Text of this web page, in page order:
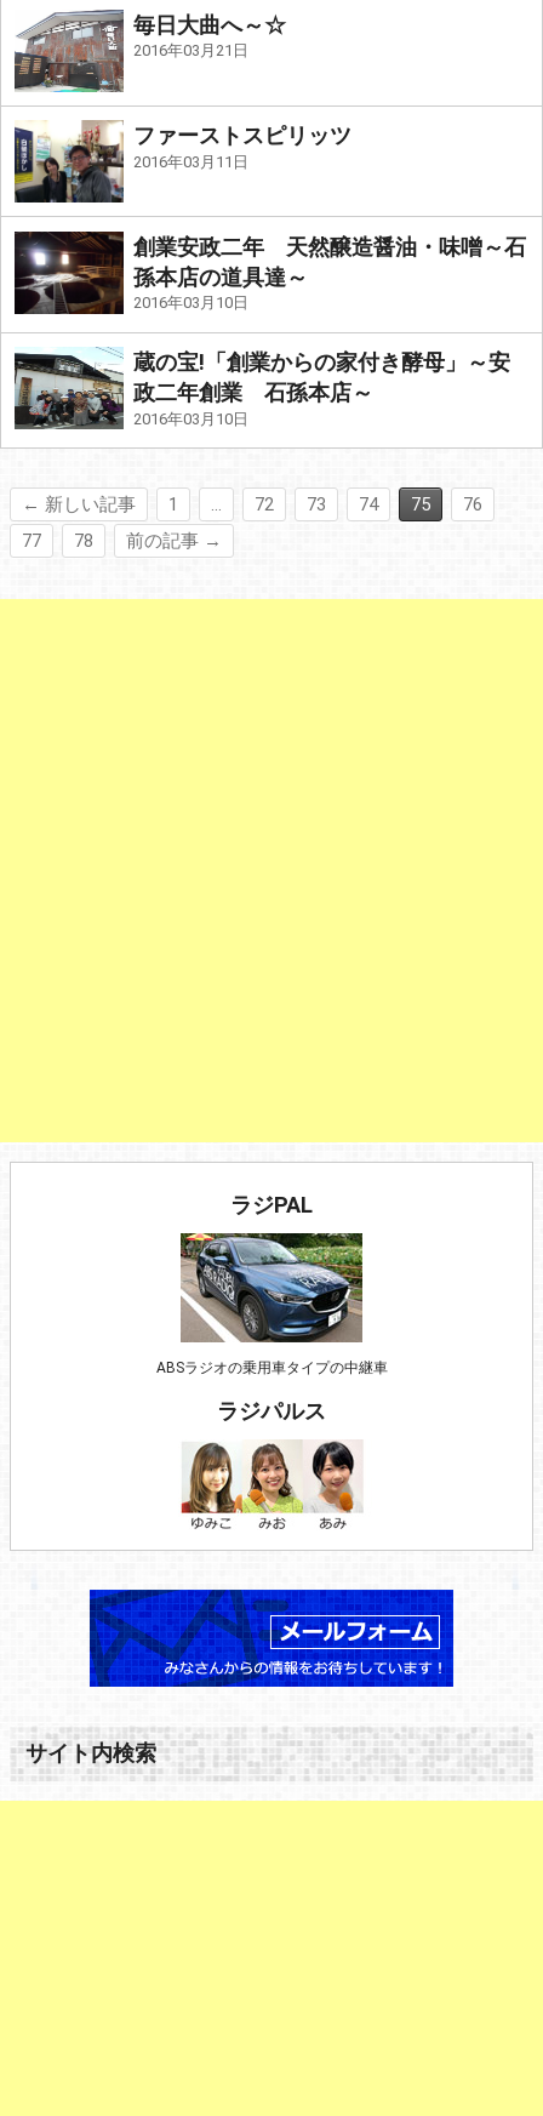
毎日大曲へ～☆
2016年03月21日
ファーストスピリッツ
2016年03月11日
創業安政二年 天然醸造醤油・味噌～石
孫本店の道具達～
2016年03月10日
蔵の宝!「創業からの家付き酵母」～安
政二年創業 石孫本店～
2016年03月10日
← 新しい記事 1 … 72 73 74 75
76
77
78 前の記事 →
ラジPAL
ABSラジオの乗用車タイプの中継車
ラジパルス
サイト内検索